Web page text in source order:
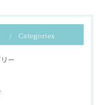
Categories
ー